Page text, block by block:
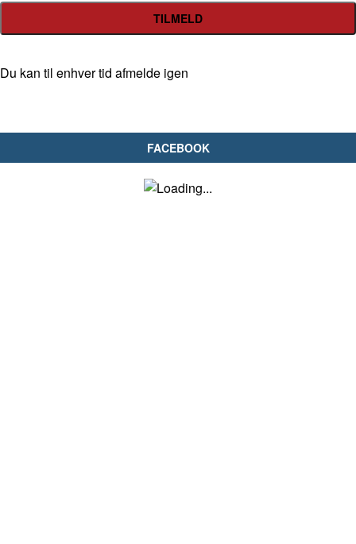
Du kan til enhver tid afmelde igen
FACEBOOK